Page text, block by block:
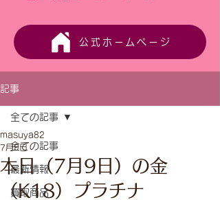
公式ホームページ
記事
全ての記事
最新情報
買取商品
全ての記事
本日（7月9日）の金
（K18）プラチナ
masuya82
7月9日